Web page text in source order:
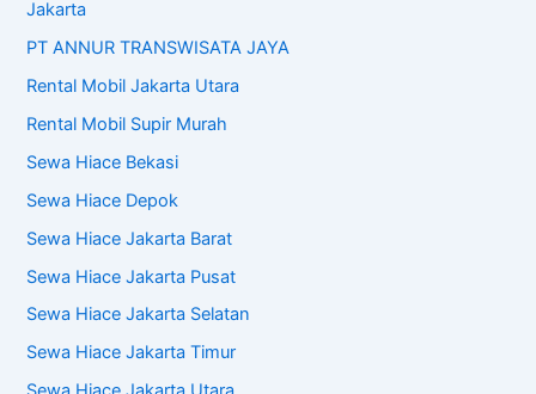
Jakarta
PT ANNUR TRANSWISATA JAYA
Rental Mobil Jakarta Utara
Rental Mobil Supir Murah
Sewa Hiace Bekasi
Sewa Hiace Depok
Sewa Hiace Jakarta Barat
Sewa Hiace Jakarta Pusat
Sewa Hiace Jakarta Selatan
Sewa Hiace Jakarta Timur